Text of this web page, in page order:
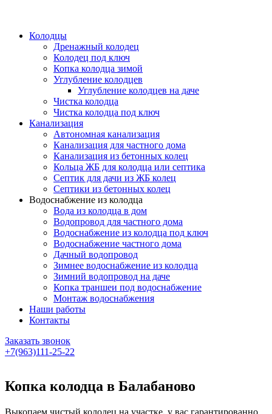
Колодцы
Дренажный колодец
Колодец под ключ
Копка колодца зимой
Углубление колодцев
Углубление колодцев на даче
Чистка колодца
Чистка колодца под ключ
Канализация
Автономная канализация
Канализация для частного дома
Канализация из бетонных колец
Кольца ЖБ для колодца или септика
Септик для дачи из ЖБ колец
Септики из бетонных колец
Водоснабжение из колодца
Вода из колодца в дом
Водопровод для частного дома
Водоснабжение из колодца под ключ
Водоснабжение частного дома
Дачный водопровод
Зимнее водоснабжение из колодца
Зимний водопровод на даче
Копка траншеи под водоснабжение
Монтаж водоснабжения
Наши работы
Контакты
Заказать звонок
+7(963)111-25-22
Копка колодца в Балабаново
Выкопаем чистый колодец на участке, у вас гарантированно